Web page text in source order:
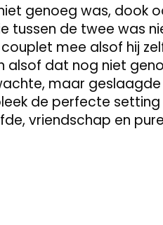
genoeg was, dook
tussen de twee was
mee alsof hij
alsof dat nog niet
maar
de perfecte
vriendschap en